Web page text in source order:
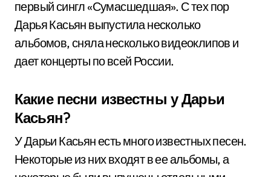
первый сингл «Сумасшедшая». С тех пор
Дарья Касьян выпустила несколько
альбомов, сняла несколько видеоклипов и
дает концерты по всей России.
Какие песни известны у Дарьи
Касьян?
У Дарьи Касьян есть много известных песен.
Некоторые из них входят в ее альбомы, а